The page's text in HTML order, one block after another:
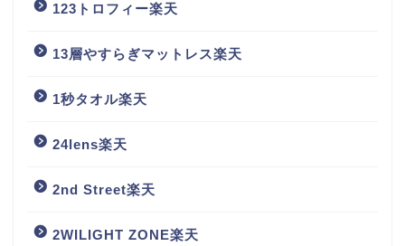
123トロフィー楽天
13層やすらぎマットレス楽天
1秒タオル楽天
24lens楽天
2nd Street楽天
2WILIGHT ZONE楽天